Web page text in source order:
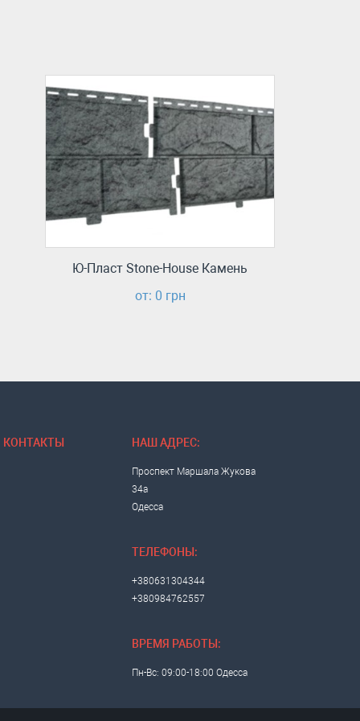
Ю-Пласт Stone-House Камень
от: 0 грн
КОНТАКТЫ НАШ АДРЕС:
Проспект Маршала Жукова
34а
Одесса
ТЕЛЕФОНЫ:
+380631304344
+380984762557
ВРЕМЯ РАБОТЫ:
Пн-Вс: 09:00-18:00 Одесса